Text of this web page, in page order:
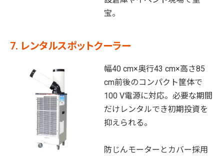
宝。
7. レンタルスポットクーラー
幅40 cm×奥行43 cm×高さ85
cm前後のコンパクト筐体で
100 V電源に対応。必要な期間
だけレンタルでき初期投資を
抑えられる。
防じんモーターとカバー採用